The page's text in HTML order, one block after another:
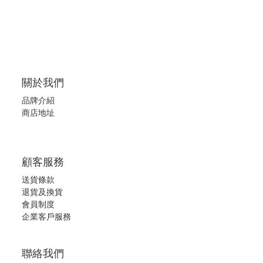
關於我們
品牌介紹
商店地址
顧客服務
送貨條款
退貨及換貨
會員制度
企業客戶服務
聯絡我們